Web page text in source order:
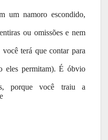
um namoro escondido,
ou omissões e nem
terá que contar para
eles permitam). É óbvio
porque você traiu a